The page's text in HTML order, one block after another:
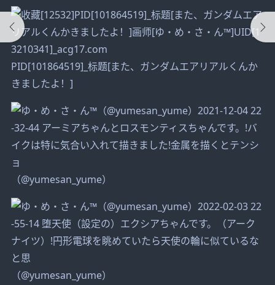
PID[101864519]_标题[また、ガンダムエアリアルくんか
きましたよ！]
（@yumesan_yume）
（@yumesan_yume）